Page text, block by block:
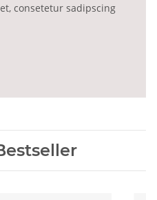
consetetur sadipscing